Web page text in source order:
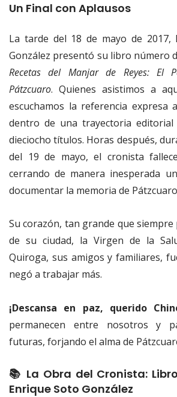
Un Final con Aplausos
La tarde del 18 de mayo de 2017,
González presentó su libro número
Recetas del Manjar de Reyes: El
Pátzcuaro. Quienes asistimos a
escuchamos la referencia expresa
dentro de una trayectoria editorial
dieciocho títulos. Horas después,
del 19 de mayo, el cronista
cerrando de manera inesperada
documentar la memoria de
Su corazón, tan grande que
de su ciudad, la Virgen de la
Quiroga, sus amigos y familiares,
negó a trabajar más.
¡Descansa en paz, querido
permanecen entre nosotros y
futuras, forjando el alma de
📚 La Obra del Cronista:
Enrique Soto González